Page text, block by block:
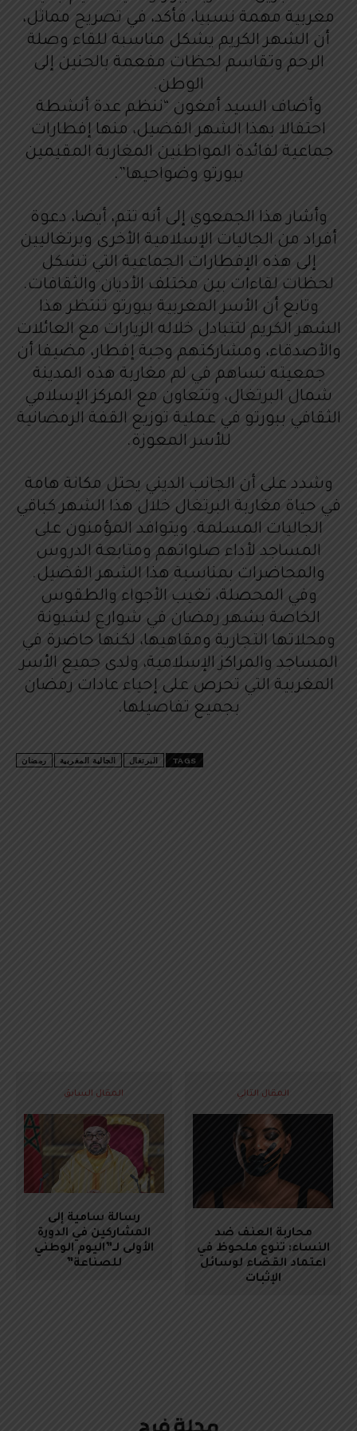
مغربية مهمة نسبيا، فأكد، في تصريح مماثل،
أن الشهر الكريم يشكل مناسبة للقاء وصلة
الرحم وتقاسم لحظات مفعمة بالحنين إلى
الوطن.
وأضاف السيد أمغون “ننظم عدة أنشطة
احتفالا بهذا الشهر الفضيل، منها إفطارات
جماعية لفائدة المواطنين المغاربة المقيمين
ببورتو وضواحيها”.
وأشار هذا الجمعوي إلى أنه تتم، أيضا، دعوة
أفراد من الجاليات الإسلامية الأخرى وبرتغاليين
إلى هذه الإفطارات الجماعية التي تشكل
لحظات لقاءات بين مختلف الأديان والثقافات.
وتابع أن الأسر المغربية ببورتو تنتظر هذا
الشهر الكريم لتتبادل خلاله الزيارات مع العائلات
والأصدقاء، ومشاركتهم وجبة إفطار، مضيفا أن
جمعيته تساهم في لم مغاربة هذه المدينة
شمال البرتغال، وتتعاون مع المركز الإسلامي
الثقافي ببورتو في عملية توزيع القفة الرمضانية
للأسر المعوزة.
وشدد على أن الجانب الديني يحتل مكانة هامة
في حياة مغاربة البرتغال خلال هذا الشهر كباقي
الجاليات المسلمة. ويتوافد المؤمنون على
المساجد لأداء صلواتهم ومتابعة الدروس
والمحاضرات بمناسبة هذا الشهر الفضيل.
وفي المحصلة، تغيب الأجواء والطقوس
الخاصة بشهر رمضان في شوارع لشبونة
ومحلاتها التجارية ومقاهيها، لكنها حاضرة في
المساجد والمراكز الإسلامية، ولدى جميع الأسر
المغربية التي تحرص على إحياء عادات رمضان
بجميع تفاصيلها.
TAGS البرتغال الجالية المغربية رمضان
المقال السابق
رسالة سامية إلى
المشاركين في الدورة
الأولى لــ”اليوم الوطني
للصناعة”
المقال التالي
محاربة العنف ضد
النساء: تنوع ملحوظ في
اعتماد القضاء لوسائل
الإثبات